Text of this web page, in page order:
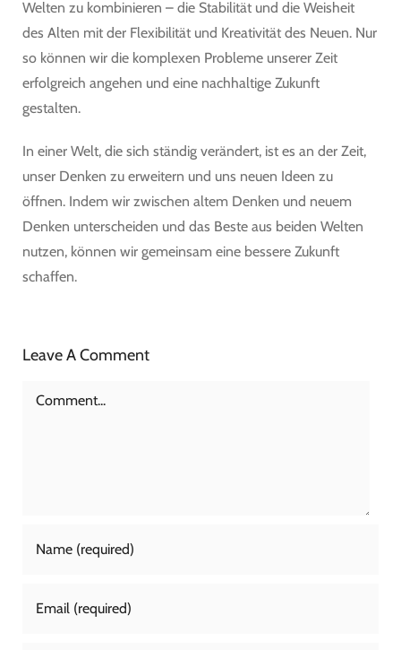
Welten zu kombinieren – die Stabilität und die Weisheit
des Alten mit der Flexibilität und Kreativität des Neuen. Nur
so können wir die komplexen Probleme unserer Zeit
erfolgreich angehen und eine nachhaltige Zukunft
gestalten.
In einer Welt, die sich ständig verändert, ist es an der Zeit,
unser Denken zu erweitern und uns neuen Ideen zu
öffnen. Indem wir zwischen altem Denken und neuem
Denken unterscheiden und das Beste aus beiden Welten
nutzen, können wir gemeinsam eine bessere Zukunft
schaffen.
Leave A Comment
Comment